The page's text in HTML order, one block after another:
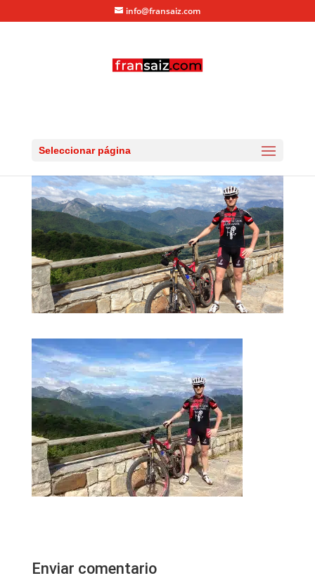
info@fransaiz.com
Seleccionar página
Enviar comentario